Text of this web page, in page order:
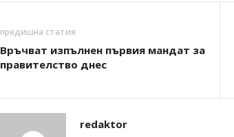
предишна статия
Връчват изпълнен първия мандат за
правителство днес
redaktor